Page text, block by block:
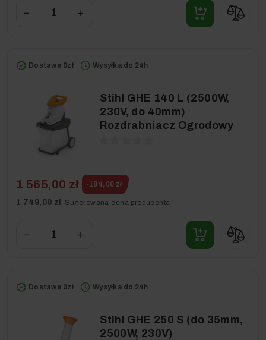
− +
Dostawa 0zł Wysyłka do 24h
Stihl GHE 140 L (2500W,
230V, do 40mm)
Rozdrabniacz Ogrodowy
1 565,00 zł -184,00 zł
1 749,00 zł Sugerowana cena producenta
− +
Dostawa 0zł Wysyłka do 24h
Stihl GHE 250 S (do 35mm,
2500W, 230V)